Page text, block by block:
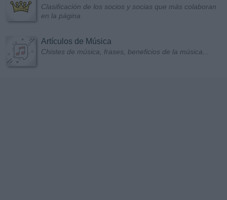
Clasificación de los socios y socias que más colaboran
en la página
Artículos de Música
Chistes de música, frases, beneficios de la música...